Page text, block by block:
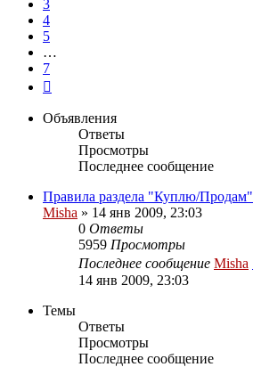
3
4
5
…
7
Объявления
Ответы
Просмотры
Последнее сообщение
Правила раздела "Куплю/Продам"
Misha » 14 янв 2009, 23:03
0 Ответы
5959 Просмотры
Последнее сообщение Misha
14 янв 2009, 23:03
Темы
Ответы
Просмотры
Последнее сообщение